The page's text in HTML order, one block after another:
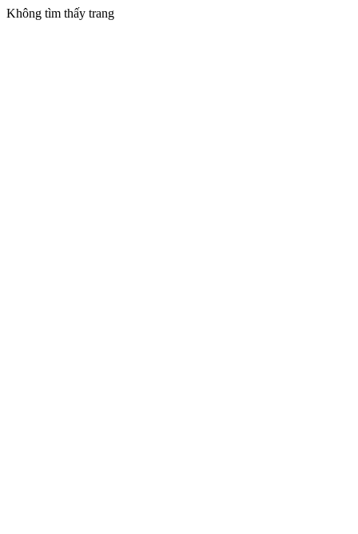
Không tìm thấy trang